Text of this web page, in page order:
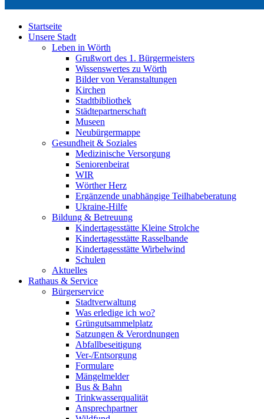
Startseite
Unsere Stadt
Leben in Wörth
Grußwort des 1. Bürgermeisters
Wissenswertes zu Wörth
Bilder von Veranstaltungen
Kirchen
Stadtbibliothek
Städtepartnerschaft
Museen
Neubürgermappe
Gesundheit & Soziales
Medizinische Versorgung
Seniorenbeirat
WIR
Wörther Herz
Ergänzende unabhängige Teilhabeberatung
Ukraine-Hilfe
Bildung & Betreuung
Kindertagesstätte Kleine Strolche
Kindertagesstätte Rasselbande
Kindertagesstätte Wirbelwind
Schulen
Aktuelles
Rathaus & Service
Bürgerservice
Stadtverwaltung
Was erledige ich wo?
Grüngutsammelplatz
Satzungen & Verordnungen
Abfallbeseitigung
Ver-/Entsorgung
Formulare
Mängelmelder
Bus & Bahn
Trinkwasserqualität
Ansprechpartner